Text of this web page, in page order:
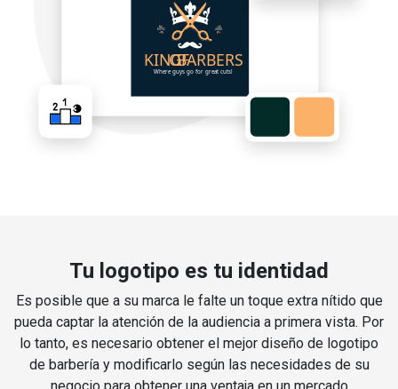
Tu logotipo es tu identidad
Es posible que a su marca le falte un toque extra nítido que
pueda captar la atención de la audiencia a primera vista. Por
lo tanto, es necesario obtener el mejor diseño de logotipo
de barbería y modificarlo según las necesidades de su